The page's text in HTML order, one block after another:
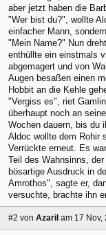
aber jetzt haben die
"Wer bist du?", wollte
einfacher Mann,
"Mein Name?" Nun
enthüllte ein einstmals
abgemagert und von
Augen besaßen einen
Hobbit an die Kehle
"Vergiss es", riet
überhaupt noch an
Wochen dauern, bis du
Aldoc wollte dem Rohir
Verrückte erneut. Es
Teil des Wahnsinns,
bösartige Ausdruck in
Amrothos", sagte er,
versuchte, brachte ihn
#2 von Azaril am 17 Nov,